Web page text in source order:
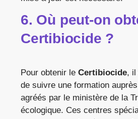
6. Où peut-on
Certibiocide ?
Pour obtenir le Certibiocide, il
de suivre une formation
agréés par le ministère de la
écologique. Ces centres